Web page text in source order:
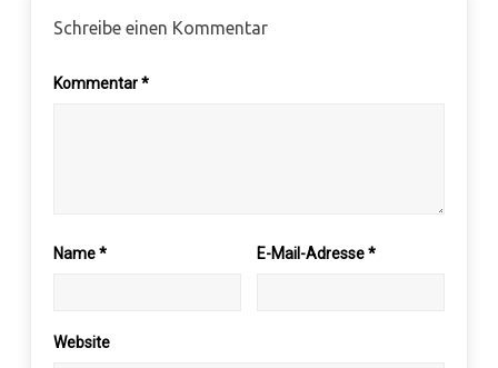
Schreibe einen Kommentar
Kommentar*
Name* E-Mail-Adresse*
Website